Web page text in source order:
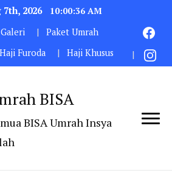
7th, 2026
10:00:36 AM
Galeri
Paket Umrah
Haji Furoda Haji Khusus
BISA
BISA Umrah Insya